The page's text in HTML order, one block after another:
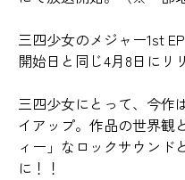
三四少女のメジャー1st
開始日と同じ4月8日にリ
三四少女にとって、今作
イアップ。作品の世界観
ィー」なロックサウンド
に！！